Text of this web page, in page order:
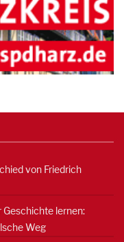
von Friedrich
Geschichte lernen:
Weg